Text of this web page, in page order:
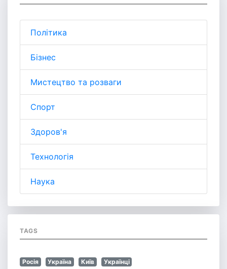
Політика
Бізнес
Мистецтво та розваги
Спорт
Здоров'я
Технологія
Наука
TAGS
Росія Україна Київ
Українці